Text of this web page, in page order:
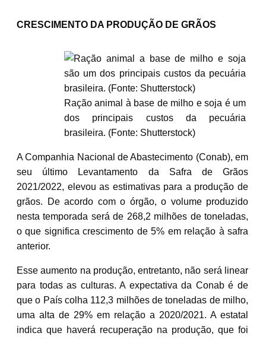
CRESCIMENTO DA PRODUÇÃO DE GRÃOS
Ração animal à base de milho e soja é um
dos principais custos da pecuária
brasileira. (Fonte: Shutterstock)
A Companhia Nacional de Abastecimento (Conab), em
seu último Levantamento da Safra de Grãos
2021/2022, elevou as estimativas para a produção de
grãos. De acordo com o órgão, o volume produzido
nesta temporada será de 268,2 milhões de toneladas,
o que significa crescimento de 5% em relação à safra
anterior.
Esse aumento na produção, entretanto, não será linear
para todas as culturas. A expectativa da Conab é de
que o País colha 112,3 milhões de toneladas de milho,
uma alta de 29% em relação a 2020/2021. A estatal
indica que haverá recuperação na produção, que foi